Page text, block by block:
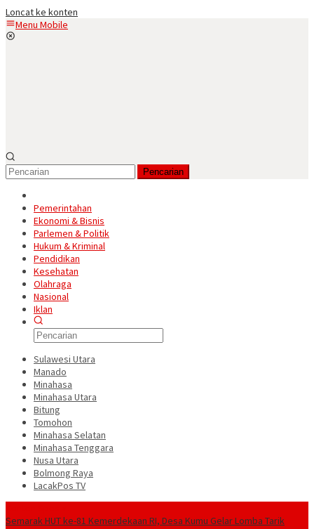
Loncat ke konten
Menu Mobile
Pencarian
Pemerintahan
Ekonomi & Bisnis
Parlemen & Politik
Hukum & Kriminal
Pendidikan
Kesehatan
Olahraga
Nasional
Iklan
Sulawesi Utara
Manado
Minahasa
Minahasa Utara
Bitung
Tomohon
Minahasa Selatan
Minahasa Tenggara
Nusa Utara
Bolmong Raya
LacakPos TV
Semarak HUT ke-81 Kemerdekaan RI, Desa Kumu Gelar Lomba Tarik